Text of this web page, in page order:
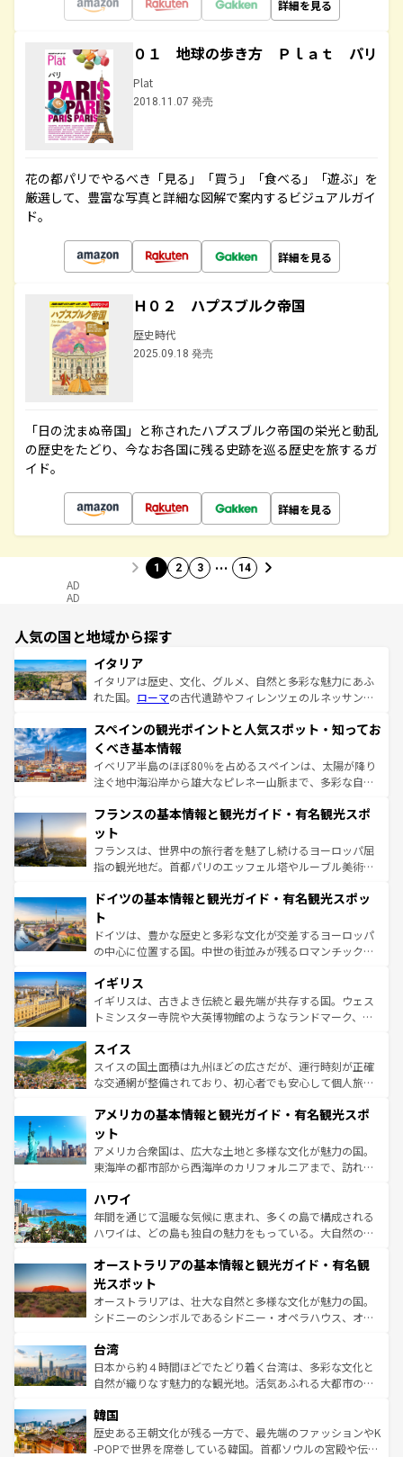
詳細を見る
０１ 地球の歩き方 Ｐｌａｔ パリ
Plat
2018.11.07 発売
花の都パリでやるべき「見る」「買う」「食べる」「遊ぶ」を
厳選して、豊富な写真と詳細な図解で案内するビジュアルガイ
ド。
詳細を見る
Ｈ０２ ハプスブルク帝国
歴史時代
2025.09.18 発売
「日の沈まぬ帝国」と称されたハプスブルク帝国の栄光と動乱
の歴史をたどり、今なお各国に残る史跡を巡る歴史を旅するガ
イド。
詳細を見る
1 2 3 … 14
AD
AD
人気の国と地域から探す
イタリア
イタリアは歴史、文化、グルメ、自然と多彩な魅力にあふ
れた国。 ローマの古代遺跡やフィレンツェのルネッサンス
ろん、トスカーナの美しい田園風景やアマルフィ海岸の絶
景など、自然景観も見逃せない。観光の合間には、本場の
ピザやパスタなど、絶品のイタリア料理を堪能することも
できる。朝目覚めてから夜眠るまで、すべての瞬間を楽し
なお、新着のイタリア情報はコンテンツ一覧を参照してほ
しい。
スペインの観光ポイントと人気スポット・知ってお
くべき基本情報
イベリア半島のほぼ80％を占めるスペインは、太陽が降り
注ぐ地中海沿岸から雄大なピレネー山脈まで、多彩な自然
文化が根付くこの国では、情熱的なフラメンコ、熱気あふ
れる闘牛、そして美味しいタパスが生活の一部となってい
る。首都マドリードの洗練された雰囲気や、バルセロナの
アートに溢れた街角から、地方では古代ローマ遺跡や中世
せる。地方によって風土や気候が異なるスペインはその個
ンテンツ一覧 を参照してほしい。
フランスの基本情報と観光ガイド・有名観光スポ
ット
フランスは、世界中の旅行者を魅了し続けるヨーロッパ屈
指の観光地だ。首都パリのエッフェル塔やルーブル美術館
で、幅広い魅力が詰まっている。華麗な宮殿、歴史的な大
聖堂、美しいビーチ、そして豊かな自然が、訪れる者を心
から魅了する。また、フランスは美食の国としても知ら
れ、フランス料理はユネスコ無形文化遺産にも登録されて
香り高いラベンダー畑など、多彩な楽しみ方が可能だ。さ
らに、パリ以外の地域にも魅力が溢れており、どの街角に
も豊かな歴史と文化が息づいている。パリ以外の個性あふ
を参照してほしい。
ドイツの基本情報と観光ガイド・有名観光スポッ
ト
ドイツは、豊かな歴史と多彩な文化が交差するヨーロッパ
の中心に位置する国。中世の街並みが残るロマンチック街
顔を持つこの国は、どこを歩いても飽きることがない。ベ
ルリンの文化的活気、バイエルン州のアルプスの絶景、そ
してライン川沿いのワイン畑といった風景は必見。ビール
は、お酒好きな人にはぜひ体験してほしい。 なお、新着の
ドイツ情報はコンテンツ一覧を参照してほしい。
イギリス
イギリスは、古きよき伝統と最先端が共存する国。ウェス
トミンスター寺院や大英博物館のようなランドマーク、歴
リアごとに異なる魅力がある。また、優雅なアフタヌーン
ティー、ビール好きにはたまらない英国パブ、サッカー観
戦など、本場だからこそできる体験も豊富。イギリスを旅
ンツ一覧を参照してほしい。
スイス
スイスの国土面積は九州ほどの広さだが、運行時刻が正確
な交通網が整備されており、初心者でも安心して個人旅行
の建物がそのまま残る町や、スイスならではのユニークな
博物館もあり、アルプス観光だけでなく町歩きも満喫する
ことができる。国民の所得が高いため物価も高いが、旅行
者向けの交通パス提供のサービスもあり、うまく活用すれ
着のスイス情報は
アメリカの基本情報と観光ガイド・有名観光スポ
ット
アメリカ合衆国は、広大な土地と多様な文化が魅力の国。
東海岸の都市部から西海岸のカリフォルニアまで、訪れる
のような巨大都市は、観光、ショッピング、エンターテイ
ンメントが詰まった刺激的なスポットだ。一方、アメリカ
西部には大自然が広がり、グランドキャニオンやイエロー
部のニューオーリンズでは、音楽と美食が融合した独特の
文化が魅力。旅行者はアメリカの各地域で異なる魅力を楽
しみながら、その多様性と豊かな歴史を感じることができ
るだろう。車でのロードトリップや列車の旅も、アメリカ
情報は
ハワイ
年間を通じて温暖な気候に恵まれ、多くの島で構成される
ハワイは、どの島も独自の魅力をもっている。大自然の神
ワイ島は見逃せない。また、定番の観光地といえばオアフ
島だが、静かな自然を求めるならマウイ島やカウアイ島が
おすすめ。エメラルドグリーンに輝く海をはじめ、豊かな
文化や歴史が息づいている。「アロハスピリット」と呼ば
人々、おいしいローカルフードやハワイアンミュージッ
ク、伝統的なフラダンスなど、すべてがハワイの魅力を彩
っている。訪れるたびに新しい発見と感動が待っているハ
はコンテンツ一覧
オーストラリアの基本情報と観光ガイド・有名観
光スポット
オーストラリアは、壮大な自然と多様な文化が魅力の国。
シドニーのシンボルであるシドニー・オペラハウス、オー
リアリーフや大陸中央部にそびえるウルル（エアーズロッ
ク）、タスマニアの美しい原生林やケアンズの熱帯雨林な
ど、見どころがたくさん。また、カフェやワイン、オージ
いる。アクティビティも充実しており、サーフィンやダイ
ビング、ハイキングなど、アウトドア好きにはたまらな
い。オーストラリアの多彩な魅力を存分に味わいつくそ
台湾
日本から約４時間ほどでたどり着く台湾は、多彩な文化と
自然が織りなす魅力的な観光地。活気あふれる大都市の台
ン）、静ひつな山岳地帯である台湾東部など、都市の喧騒
と山間の静けさが共存しており、訪れる人に新しい発見と
驚きをもたらしてくれる。また、奥深い台湾の食文化も魅
韓国
歴史ある王朝文化が残る一方で、最先端のファッションやK
-POPで世界を席巻している韓国。首都ソウルの宮殿や伝統